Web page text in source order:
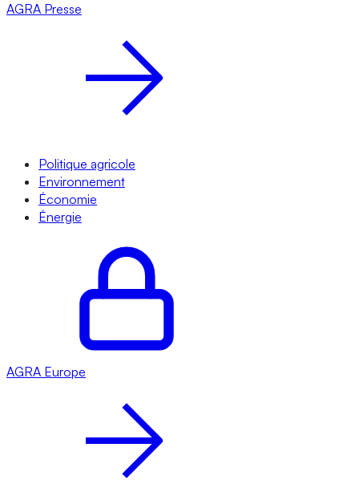
AGRA Presse
Politique agricole
Environnement
Économie
Énergie
AGRA Europe